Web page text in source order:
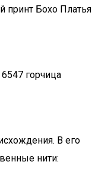
принт Бохо Платья
горчица
В его
нити: